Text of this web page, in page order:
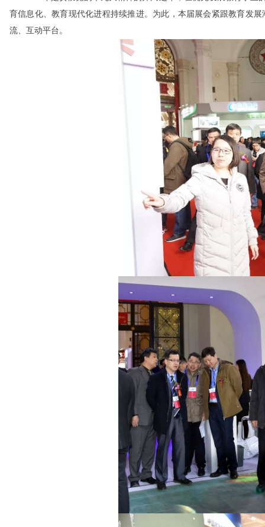
育信息化、教育现代化进程持续推进。为此，本届展会紧跟教育发
流、互动平台。